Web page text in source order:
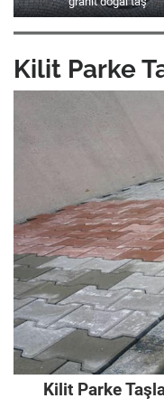
Kilit Parke
Kilit Parke